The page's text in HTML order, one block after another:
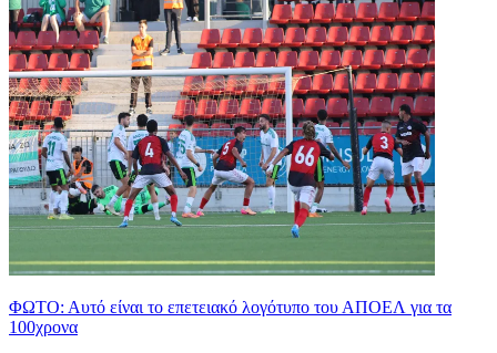
ΦΩΤΟ: Αυτό είναι το επετειακό λογότυπο του ΑΠΟΕΛ για τα
100χρονα